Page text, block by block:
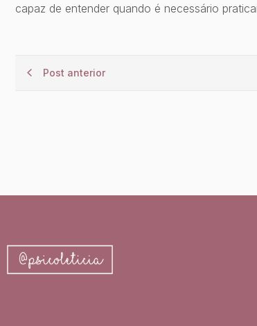
capaz de entender quando é necessário
Post anterior